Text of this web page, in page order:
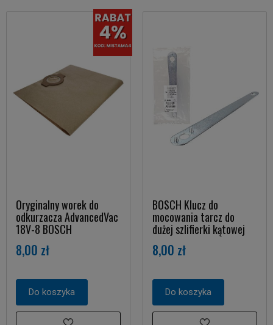
Oryginalny worek do
odkurzacza AdvancedVac
18V-8 BOSCH
8,00 zł
Do koszyka
BOSCH Klucz do
mocowania tarcz do
dużej szlifierki kątowej
8,00 zł
Do koszyka